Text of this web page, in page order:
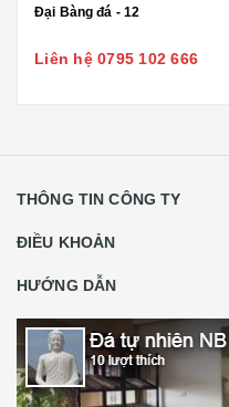
Đại Bàng đá - 12
Liên hệ 0795 102 666
THÔNG TIN CÔNG TY
ĐIỀU KHOẢN
HƯỚNG DẪN